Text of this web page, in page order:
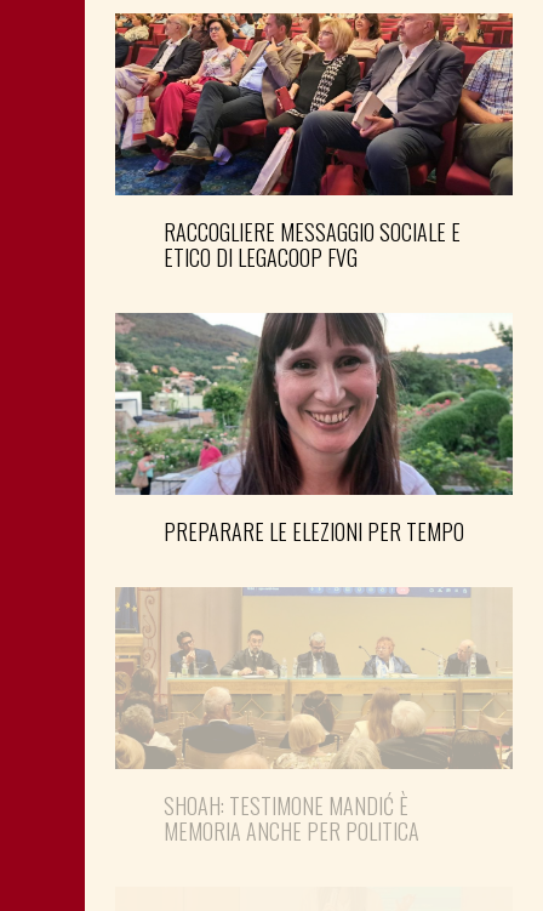
RACCOGLIERE MESSAGGIO SOCIALE E
ETICO DI LEGACOOP FVG
PREPARARE LE ELEZIONI PER TEMPO
SHOAH: TESTIMONE MANDIĆ È
MEMORIA ANCHE PER POLITICA